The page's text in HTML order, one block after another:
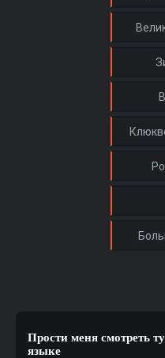
Прости меня смотреть
языке